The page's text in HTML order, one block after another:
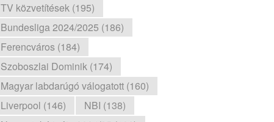
TV közvetítések (195)
Bundesliga 2024/2025 (186)
Ferencváros (184)
Szoboszlai Dominik (174)
Magyar labdarúgó válogatott (160)
Liverpool (146)
NBI (138)